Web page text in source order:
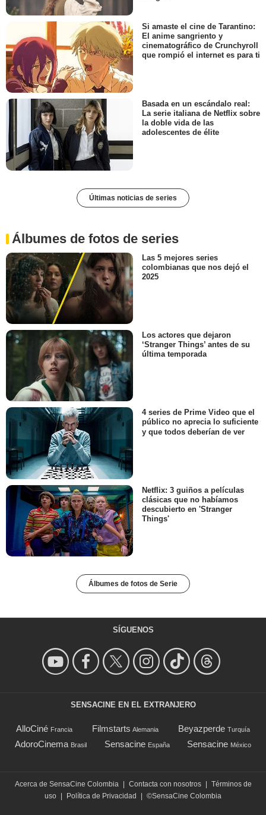
Si amaste el cine de Tarantino:
El anime sangriento y
cinematográfico de Crunchyroll
que rompió el internet es para ti
Basada en un escándalo real:
La serie italiana de Netflix sobre
la doble vida de las
adolescentes de élite
Últimas noticias de series
Álbumes de fotos de series
Las 5 mejores series
colombianas que nos dejó el
2025
Los actores que dejaron
‘Stranger Things’ antes de su
última temporada
4 series de Prime Video que el
público no aprecia lo suficiente
y que todos deberían de ver
Netflix: 3 guiños a películas
clásicas que no habíamos
descubierto en 'Stranger
Things'
Álbumes de fotos de Serie
SÍGUENOS
SENSACINE EN EL EXTRANJERO
AlloCiné Francia Filmstarts Alemania Beyazperde Turquía
AdoroCinema Brasil Sensacine España Sensacine México
Acerca de SensaCine Colombia Contacta con nosotros
Términos de
uso
Política de Privacidad ©SensaCine Colombia